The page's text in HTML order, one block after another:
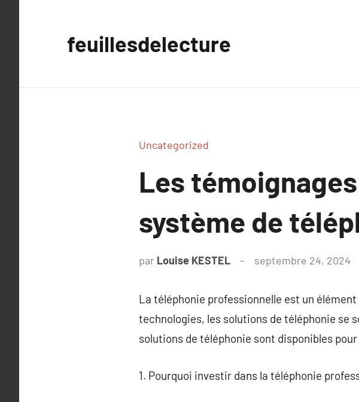
feuillesdelecture
Uncategorized
Les
système de
par Louise KESTEL septembre 24, 2024
La téléphonie professionnelle est un
technologies, les solutions de téléphonie se
solutions de téléphonie sont disponibles
1. Pourquoi investir dans la téléphonie